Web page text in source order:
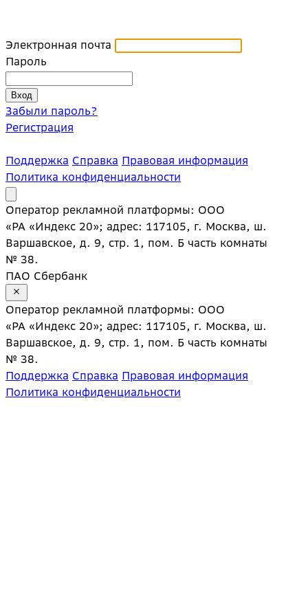
Электронная почта
Пароль
Забыли пароль?
Регистрация
Поддержка Справка Правовая информация
Политика конфиденциальности
Оператор рекламной платформы: ООО
«РА «Индекс 20»; адрес: 117105, г. Москва, ш.
Варшавское, д. 9, стр. 1, пом. Б часть комнаты
№ 38.
ПАО Сбербанк
Оператор рекламной платформы: ООО
«РА «Индекс 20»; адрес: 117105, г. Москва, ш.
Варшавское, д. 9, стр. 1, пом. Б часть комнаты
№ 38.
Поддержка Справка Правовая информация
Политика конфиденциальности